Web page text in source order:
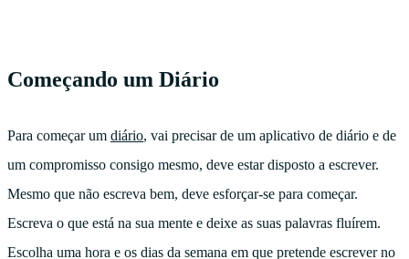
Começando um Diário
Para começar um diário, vai precisar de um aplicativo de diário e de
um compromisso consigo mesmo, deve estar disposto a escrever.
Mesmo que não escreva bem, deve esforçar-se para começar.
Escreva o que está na sua mente e deixe as suas palavras fluírem.
Escolha uma hora e os dias da semana em que pretende escrever no